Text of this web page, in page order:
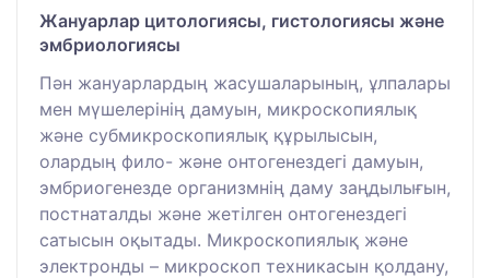
Жануарлар цитологиясы, гистологиясы және
эмбриологиясы
Пән жануарлардың жасушаларының, ұлпалары
мен мүшелерінің дамуын, микроскопиялық
және субмикроскопиялық құрылысын,
олардың фило- және онтогенездегі дамуын,
эмбриогенезде организмнің даму заңдылығын,
постнаталды және жетілген онтогенездегі
сатысын оқытады. Микроскопиялық және
электронды – микроскоп техникасын қолдану,